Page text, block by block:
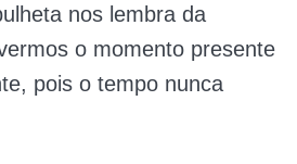
nos lembra da
o momento presente
pois o tempo nunca